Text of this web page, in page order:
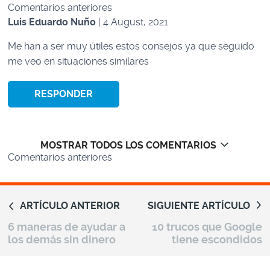
Navegación
de
Comentarios anteriores
Luis Eduardo Nuño | 4 August, 2021
Me han a ser muy útiles estos consejos ya que seguido
me veo en situaciones similares
RESPONDER
MOSTRAR TODOS LOS COMENTARIOS
Navegación
comentarios
Comentarios anteriores
ARTÍCULO ANTERIOR
6 maneras de ayudar a
los demás sin dinero
SIGUIENTE ARTÍCULO
10 trucos que Google
tiene escondidos